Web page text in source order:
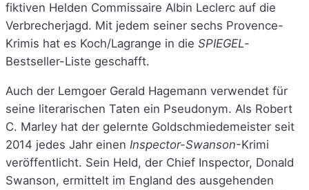
fiktiven Helden Commissaire Albin Leclerc auf die
Verbrecherjagd. Mit jedem seiner sechs Provence-
Krimis hat es Koch/Lagrange in die SPIEGEL-
Bestseller-Liste geschafft.
Auch der Lemgoer Gerald Hagemann verwendet für
seine literarischen Taten ein Pseudonym. Als Robert
C. Marley hat der gelernte Goldschmiedemeister seit
2014 jedes Jahr einen Inspector-Swanson-Krimi
veröffentlicht. Sein Held, der Chief Inspector, Donald
Swanson, ermittelt im England des ausgehenden